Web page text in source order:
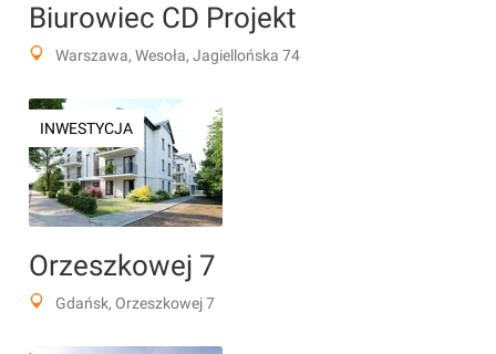
Biurowiec CD Projekt
Warszawa, Wesoła, Jagiellońska 74
INWESTYCJA
Orzeszkowej 7
Gdańsk, Orzeszkowej 7